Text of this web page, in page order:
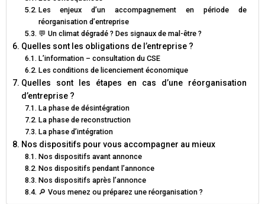
Les enjeux d’un accompagnement en période de
réorganisation d’entreprise
💬 Un climat dégradé ? Des signaux de mal-être ?
Quelles sont les obligations de l’entreprise ?
L’information – consultation du CSE
Les conditions de licenciement économique
Quelles sont les étapes en cas d’une réorganisation
d’entreprise ?
La phase de désintégration
La phase de reconstruction
La phase d’intégration
Nos dispositifs pour vous accompagner au mieux
Nos dispositifs avant annonce
Nos dispositifs pendant l’annonce
Nos dispositifs après l’annonce
🔎 Vous menez ou préparez une réorganisation ?